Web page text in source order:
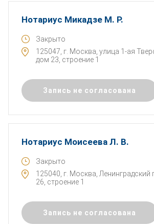
Нотариус Микадзе М. Р.
Закрыто
125047, г. Москва, улица 1-ая
дом 23, строение 1
Запись не согласована
Нотариус Моисеева Л. В.
Закрыто
125040, г. Москва, Ленинградский
26, строение 1
Запись не согласована